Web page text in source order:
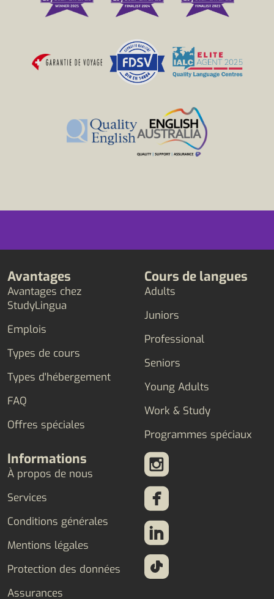
Avantages
Avantages chez
StudyLingua
Emplois
Types de cours
Types d'hébergement
FAQ
Offres spéciales
Cours de langues
Adults
Juniors
Professional
Seniors
Young Adults
Work & Study
Programmes spéciaux
Informations
À propos de nous
Services
Conditions générales
Mentions légales
Protection des données
Assurances